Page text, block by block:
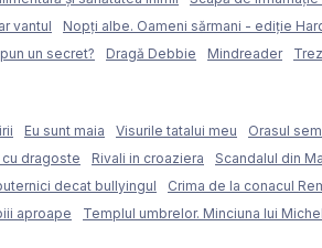
vantul
Nopți albe. Oameni sărmani - ediție
un secret?
Dragă Debbie Mindreader
Eu sunt maia Visurile tatalui meu Orasul
cu dragoste
Rivali in croaziera Scandalul din
decat bullyingul
Crima de la conacul
aproape
Templul umbrelor. Minciuna lui